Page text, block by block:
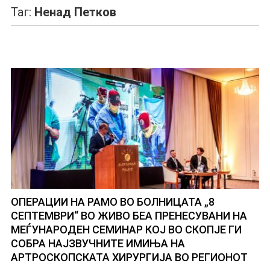
Таг: Ненад Петков
ОПЕРАЦИИ НА РАМО ВО БОЛНИЦАТА „8
СЕПТЕМВРИ“ ВО ЖИВО БЕА ПРЕНЕСУВАНИ НА
МЕЃУНАРОДЕН СЕМИНАР КОЈ ВО СКОПЈЕ ГИ
СОБРА НАЈЗВУЧНИТЕ ИМИЊА НА
АРТРОСКОПСКАТА ХИРУРГИЈА ВО РЕГИОНОТ